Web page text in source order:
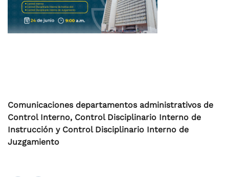
Comunicaciones departamentos administrativos de
Control Interno, Control Disciplinario Interno de
Instrucción y Control Disciplinario Interno de
Juzgamiento